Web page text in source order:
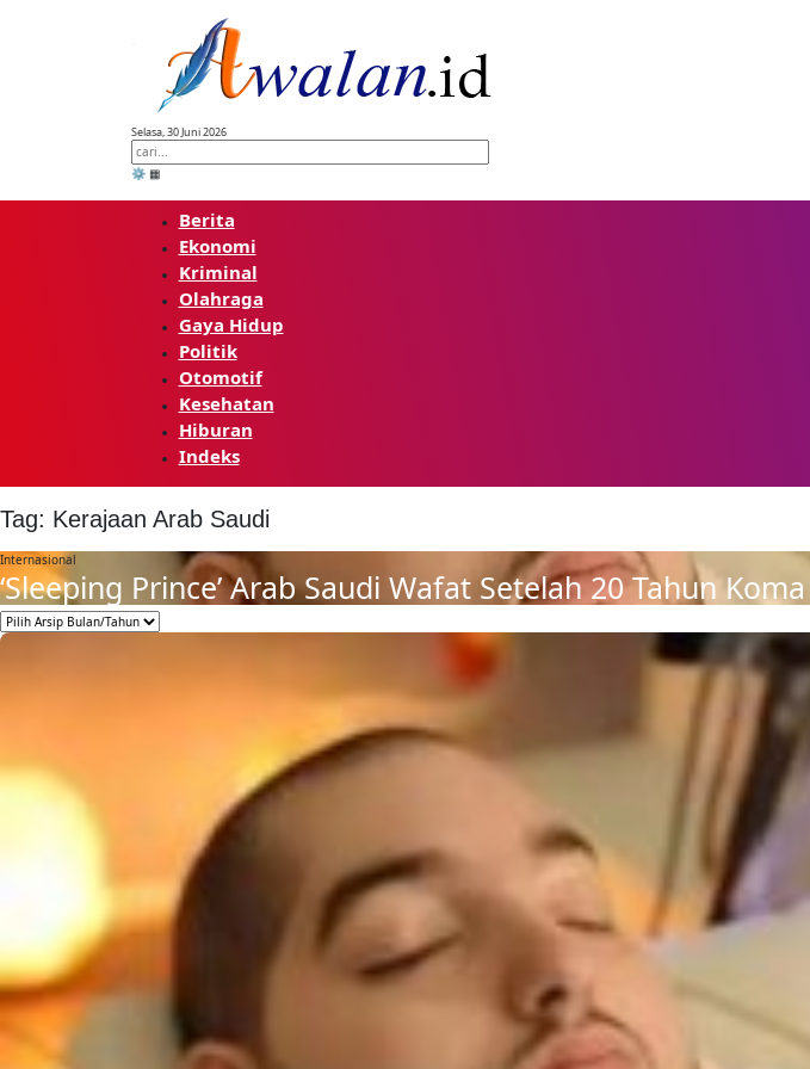
Selasa, 30 Juni 2026
⚙️ ▦
Berita
Ekonomi
Kriminal
Olahraga
Gaya Hidup
Politik
Otomotif
Kesehatan
Hiburan
Indeks
Tag: Kerajaan Arab Saudi
Internasional
‘Sleeping Prince’ Arab Saudi Wafat Setelah 20 Tahun Koma